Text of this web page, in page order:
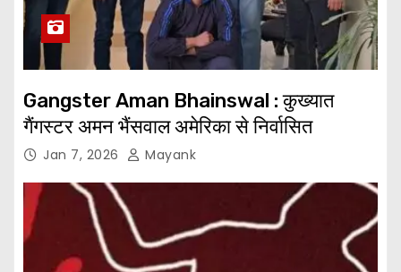
Gangster Aman Bhainswal : कुख्यात
गैंगस्टर अमन भैंसवाल अमेरिका से निर्वासित
Jan 7, 2026 Mayank